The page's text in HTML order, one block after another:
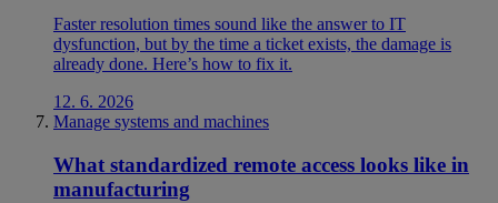
Faster resolution times sound like the answer to IT
dysfunction, but by the time a ticket exists, the damage is
already done. Here’s how to fix it.
12. 6. 2026
Manage systems and machines
What standardized remote access looks like in
manufacturing